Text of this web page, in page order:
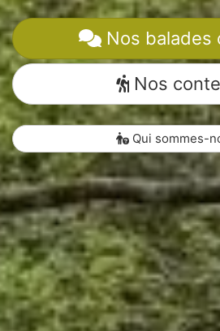
Nos balades
Nos
Qui sommes-